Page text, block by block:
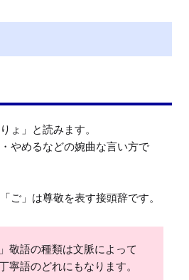
ょ」と読みます。
やめるなどの婉曲な言い方で
ご」は尊敬を表す接頭辞です。
敬語の種類は文脈によって
寧語のどれにもなります。